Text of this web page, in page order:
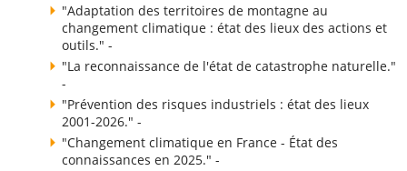
"Adaptation des territoires de montagne au
changement climatique : état des lieux des actions et
outils." -
"La reconnaissance de l'état de catastrophe naturelle."
-
"Prévention des risques industriels : état des lieux
2001-2026." -
"Changement climatique en France - État des
connaissances en 2025." -